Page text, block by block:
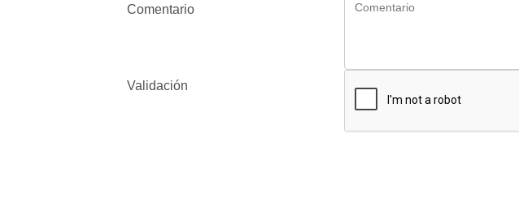
Comentario
Validación